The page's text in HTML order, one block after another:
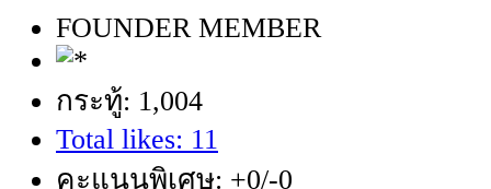
FOUNDER MEMBER
กระทู้: 1,004
Total likes: 11
คะแนนพิเศษ: +0/-0